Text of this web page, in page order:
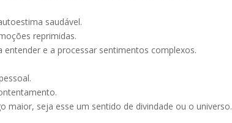
saudável.
reprimidas.
e a processar sentimentos complexos.
maior, seja esse um sentido de divindade ou o universo.